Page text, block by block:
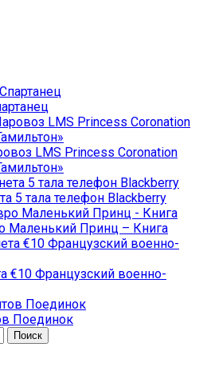
LMS Princess Coronation
5 тала телефон Blackberry
Маленький Принц – Книга
€10 Французский военно-
Поединок